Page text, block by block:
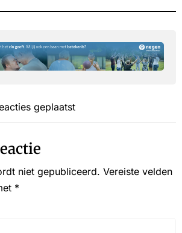
geplaatst
niet gepubliceerd. Vereiste velden
*